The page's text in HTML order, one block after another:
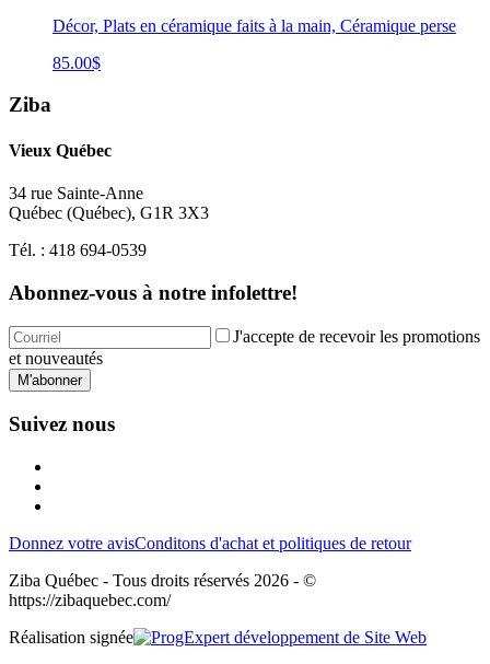
Décor, Plats en céramique faits à la main, Céramique perse
85.00$
Ziba
Vieux Québec
34 rue Sainte-Anne
Québec (Québec), G1R 3X3
Tél. : 418 694-0539
Abonnez-vous à notre infolettre!
J'accepte de recevoir les promotions
et nouveautés
M'abonner
Suivez nous
Donnez votre avisConditons d'achat et politiques de retour
Ziba Québec - Tous droits réservés 2026 - ©
https://zibaquebec.com/
Réalisation signée